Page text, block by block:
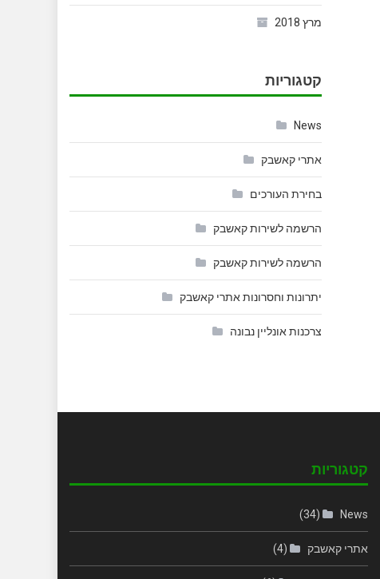
מרץ 2018
קטגוריות
News
אתרי קאשבק
בחירת העורכים
הרשמה לשירות קאשבק
הרשמה לשירות קאשבק
יתרונות וחסרונות אתרי קאשבק
צרכנות אונליין נבונה
קטגוריות
News
(34)
אתרי קאשבק (4)